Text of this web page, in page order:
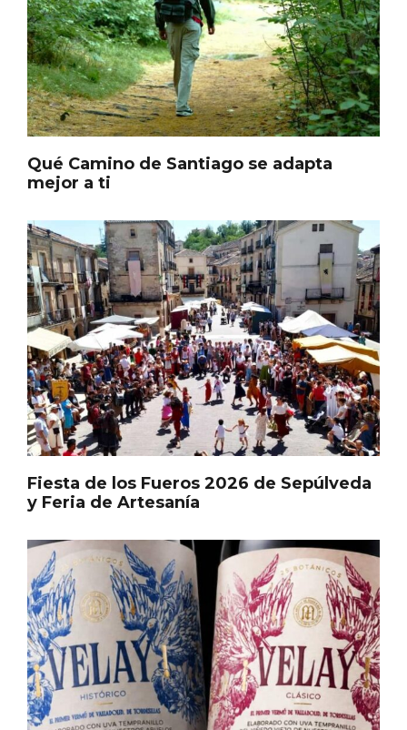
Qué Camino de Santiago se adapta
mejor a ti
Fiesta de los Fueros 2026 de Sepúlveda
y Feria de Artesanía
En marzo, vuelve la mejor gastronomía
de la Trufa Negra de Soria